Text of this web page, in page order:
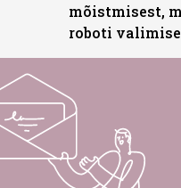
mõistmisest,
roboti